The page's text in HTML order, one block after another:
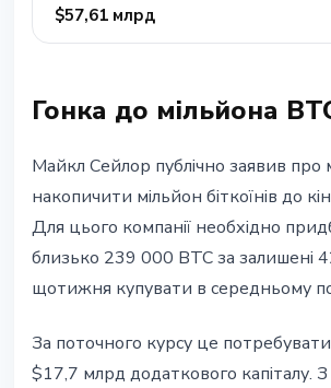
$57,61 млрд
Гонка до мільйона
Майкл Сейлор публічно заявив про
накопичити мільйон біткоїнів до
Для цього компанії необхідно
близько 239 000 BTC за залишені
щотижня купувати в середньому
За поточного курсу це
$17,7 млрд додаткового капіталу.